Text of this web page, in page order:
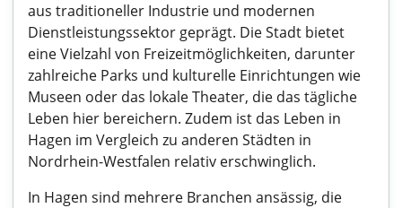
aus traditioneller Industrie und modernen
Dienstleistungssektor geprägt. Die Stadt bietet
eine Vielzahl von Freizeitmöglichkeiten, darunter
zahlreiche Parks und kulturelle Einrichtungen wie
Museen oder das lokale Theater, die das tägliche
Leben hier bereichern. Zudem ist das Leben in
Hagen im Vergleich zu anderen Städten in
Nordrhein-Westfalen relativ erschwinglich.
In Hagen sind mehrere Branchen ansässig, die